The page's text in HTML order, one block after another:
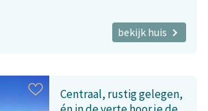
bekijk huis
Centraal, rustig gelegen,